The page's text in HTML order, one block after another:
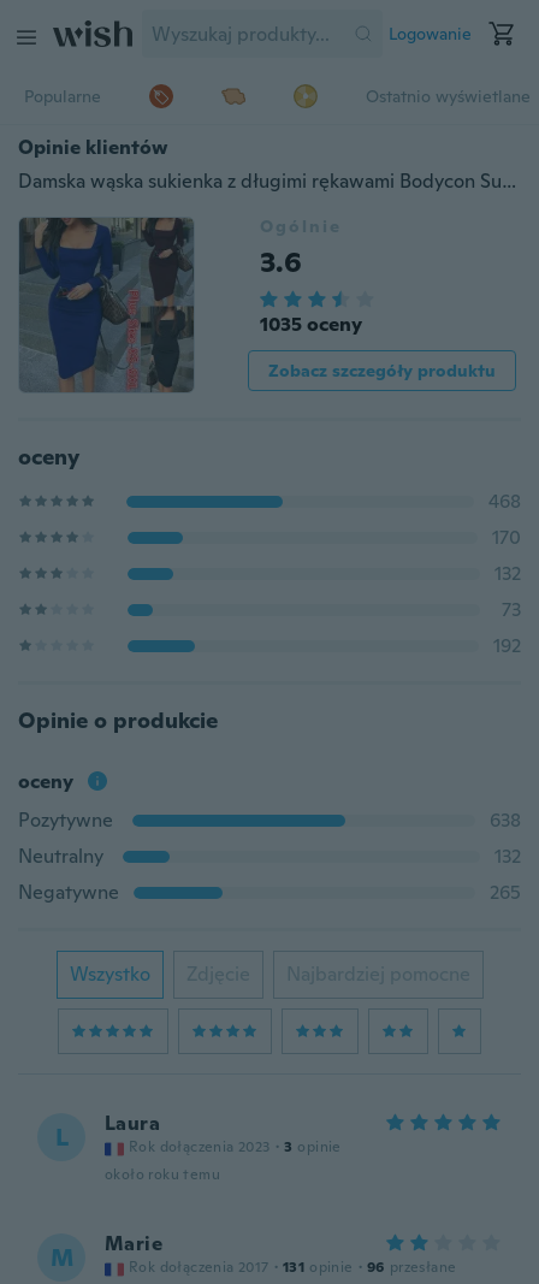
Logowanie
Popularne Ostatnio wyświetlane
Opinie klientów
Damska wąska sukienka z długimi rękawami Bodycon Sukienka z kwadratowym dekoltem Plus rozmiar XS-8XL
Ogólnie
3.6
1035 oceny
Zobacz szczegóły produktu
oceny
468
170
132
73
192
Opinie o produkcie
oceny
Pozytywne
638
Neutralny
132
Negatywne
265
Wszystko Zdjęcie Najbardziej pomocne
L Laura
Rok dołączenia 2023 · 3 opinie
około roku temu
M Marie
Rok dołączenia 2017 · 131 opinie · 96 przesłane